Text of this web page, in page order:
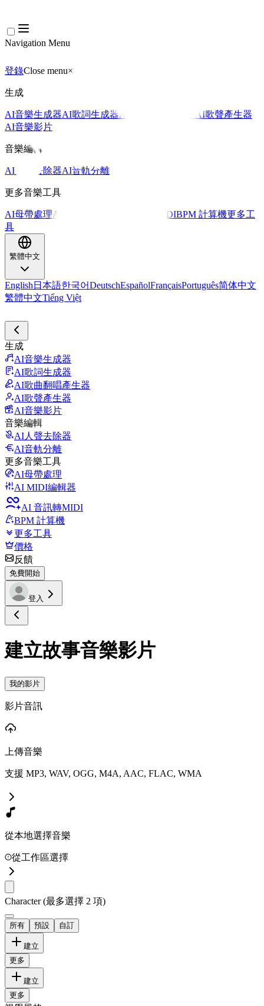
Navigation Menu
登錄Close menu×
生成
AI音樂生成器AI歌詞生成器AI歌曲翻唱產生器
AI歌聲產生器
AI音樂影片
音樂編輯
AI人聲去除器AI音軌分離
更多音樂工具
AI母帶處理AI MIDI編輯器 AI 音訊轉MIDIBPM 計算機更多工
具
繁體中文
English 日本語한국어DeutschEspañolFrançaisPortuguês简体中文
繁體中文Tiếng Việt
生成
AI音樂生成器
AI歌詞生成器
AI歌曲翻唱產生器
AI歌聲產生器
AI音樂影片
音樂編輯
AI人聲去除器
AI音軌分離
更多音樂工具
AI母帶處理
AI MIDI編輯器
AI 音訊轉MIDI
BPM 計算機
更多工具
價格
反饋
免費開始
登入
建立故事音樂影片
我的影片
影片音訊
上傳音樂
支援 MP3, WAV, OGG, M4A, AAC, FLAC, WMA
從本地選擇音樂
從工作區選擇
Character (最多選擇 2 項)
所有 預設 自訂
建立
更多
建立
更多